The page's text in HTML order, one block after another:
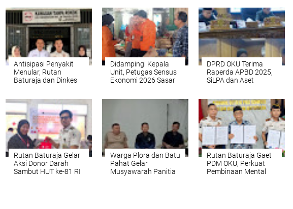
Antisipasi Penyakit
Menular, Rutan
Baturaja dan Dinkes
Didampingi Kepala
Unit, Petugas Sensus
Ekonomi 2026 Sasar
DPRD OKU Terima
Raperda APBD 2025,
SiLPA dan Aset
Rutan Baturaja Gelar
Aksi Donor Darah
Sambut HUT ke-81 RI
Warga Plora dan Batu
Pahat Gelar
Musyawarah Panitia
Rutan Baturaja Gaet
PDM OKU, Perkuat
Pembinaan Mental